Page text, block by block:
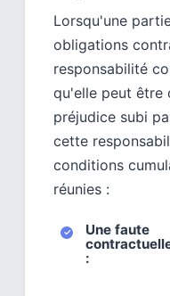
Lorsqu'une
obligations
responsabilité
qu'elle peut être
préjudice subi
cette
conditions
réunies :
Une faute
: